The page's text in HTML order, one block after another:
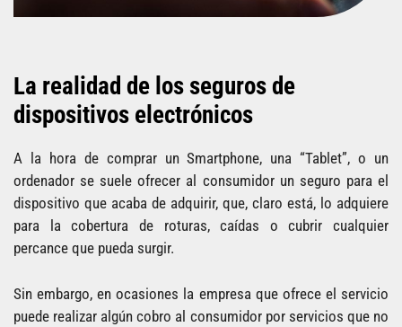
La realidad de los seguros de
dispositivos electrónicos
A la hora de comprar un Smartphone, una “Tablet”, o un
ordenador se suele ofrecer al consumidor un seguro para el
dispositivo que acaba de adquirir, que, claro está, lo adquiere
para la cobertura de roturas, caídas o cubrir cualquier
percance que pueda surgir.
Sin embargo, en ocasiones la empresa que ofrece el servicio
puede realizar algún cobro al consumidor por servicios que no